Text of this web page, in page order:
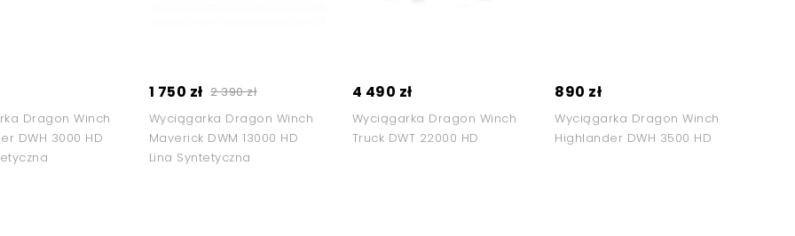
Dragon Winch
DWH 3000 HD
1 750 zł 2 390 zł
Wyciągarka Dragon Winch
Maverick DWM 13000 HD
Lina Syntetyczna
4 490 zł
Wyciągarka Dragon Winch
Truck DWT 22000 HD
890 zł
Wyciągarka Dragon Winch
Highlander DWH 3500 HD